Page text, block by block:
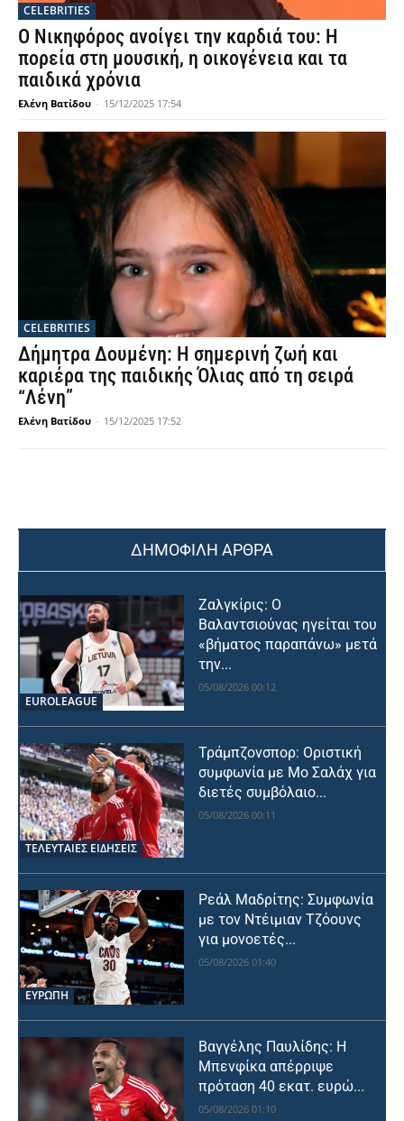
CELEBRITIES
Ο Νικηφόρος ανοίγει την καρδιά του: Η
πορεία στη μουσική, η οικογένεια και τα
παιδικά χρόνια
Ελένη Βατίδου - 15/12/2025 17:54
CELEBRITIES
Δήμητρα Δουμένη: Η σημερινή ζωή και
καριέρα της παιδικής Όλιας από τη σειρά
“Λένη”
Ελένη Βατίδου - 15/12/2025 17:52
ΔΗΜΟΦΙΛΗ ΑΡΘΡΑ
EUROLEAGUE
Ζαλγκίρις: Ο
Βαλαντσιούνας ηγείται του
«βήματος παραπάνω» μετά
την...
05/08/2026 00:12
ΤΕΛΕΥΤΑΙΕΣ ΕΙΔΗΣΕΙΣ
Τράμπζονσπορ: Οριστική
συμφωνία με Μο Σαλάχ για
διετές συμβόλαιο...
05/08/2026 00:11
ΕΥΡΩΠΗ
Ρεάλ Μαδρίτης: Συμφωνία
με τον Ντέιμιαν Τζόουνς
για μονοετές...
05/08/2026 01:40
Βαγγέλης Παυλίδης: Η
Μπενφίκα απέρριψε
πρόταση 40 εκατ. ευρώ...
05/08/2026 01:10